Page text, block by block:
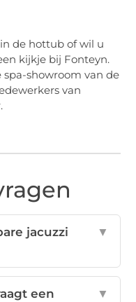
de hottub of wil u
kijkje bij Fonteyn.
showroom van de
van
jacuzzi
▼
een
▼